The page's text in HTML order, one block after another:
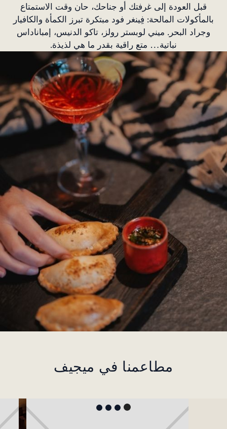
قبل العودة إلى غرفتك أو جناحك، حان وقت الاستمتاع
بالمأكولات المالحة: فِينغر فود مبتكرة تبرز الكمأة والكافيار
وجراد البحر. ميني لوبستر رولز، تاكو الدنيس، إمباناداس
نباتية… متع راقية بقدر ما هي لذيذة.
مطاعمنا في ميجيف